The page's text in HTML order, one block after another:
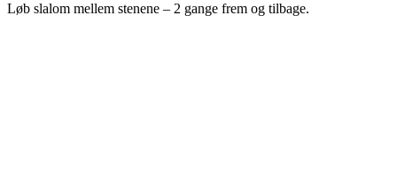
Løb slalom mellem stenene – 2 gange frem og tilbage.